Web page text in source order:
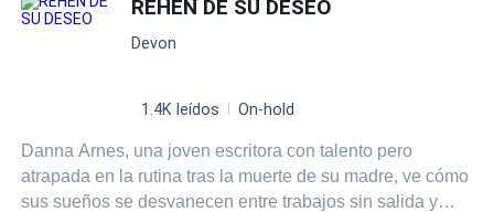
REHÉN DE SU DESEO
Devon
1.4K leídos On-hold
Danna Arnes, una joven escritora con talento pero
atrapada en la rutina tras la muerte de su madre, ve cómo
sus sueños se desvanecen entre trabajos sin salida y